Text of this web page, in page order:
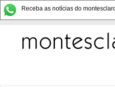
Receba as notícias do